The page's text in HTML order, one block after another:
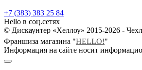
+7 (383) 383 25 84
Hello в соц.сетях
© Дискаунтер «Хеллоу» 2015-2026 -
Франшиза магазина "HELLO!"
Информация на сайте носит